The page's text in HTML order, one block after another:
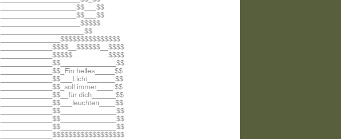
___________________$$___$$
___________________$$___$$
____________________$$$$$
_____________________$$
_______________$$$$$$$$$$$$$$$
_____________$$$$__$$$$$$__$$$$
_____________$$$$$.:…………..$$$$
_____________$$______________$$
_____________$$_Ein helles_____$$
_____________$$___Licht_______$$
_____________$$_soll immer____.$$
_____________$$__für dich______$$
_____________$$___leuchten____$$
_____________$$______________$$
_____________$$______________$$
_____________$$______________$$
_____________$$$$$$$$$$$$$$$$$$